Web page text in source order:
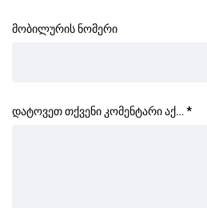
მობილურის ნომერი
დატოვეთ თქვენი კომენტარი აქ… *